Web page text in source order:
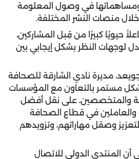
ومساهماتها في وصول المعلومة
منصات النشر المختلفة.
حيويًا كبيرًا من قِبل المشاركين،
لوجهات النظر بشكل إيجابي بين
مديرة نادي الشارقة للصحافة
مستمر بالتعاون مع المؤسسات
والمتخصصين، على نقل أفضل
والعاملين في قطاع الصحافة
لتعزيز وصقل مهاراتهم، وتزويدهم
أن المنتدى الدولي للاتصال